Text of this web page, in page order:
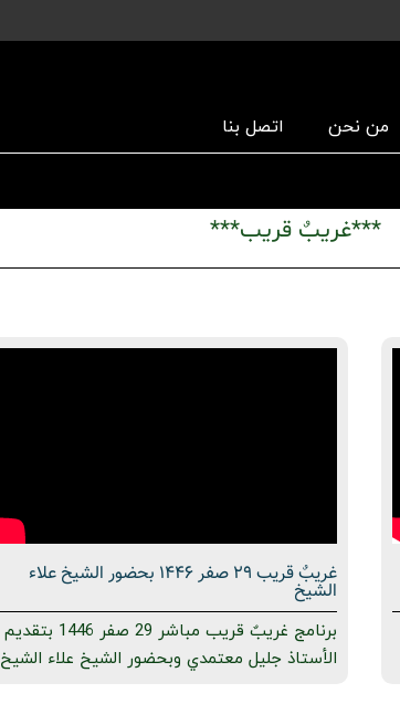
من نحن اتصل بنا
***غريبٌ قريب***
غریبٌ قريب 29 صفر 1446 بحضور الشيخ علاء
الشيخ
برنامج غریبٌ قريب مباشر 29 صفر 1446 بتقديم
الأستاذ جليل معتمدي وبحضور الشيخ علاء الشيخ